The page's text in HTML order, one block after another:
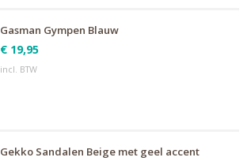
Gasman Gympen Blauw
€ 19,95
incl. BTW
Gekko Sandalen Beige met geel accent